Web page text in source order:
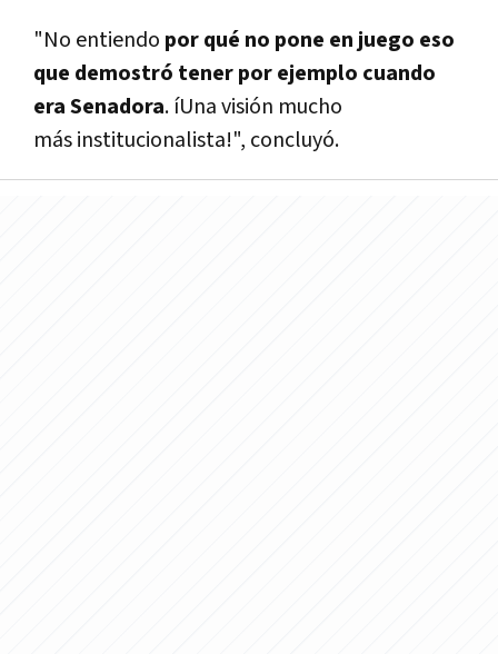
"No entiendo por qué no pone en juego eso
que demostró tener por ejemplo cuando
era Senadora. íUna visión mucho
más institucionalista!", concluyó.